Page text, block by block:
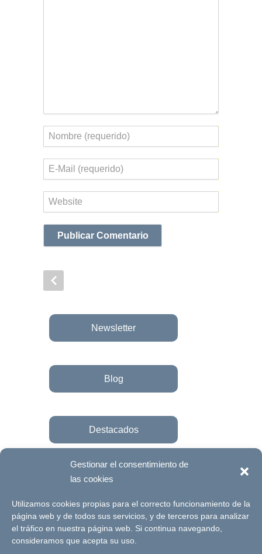
Gestionar el consentimiento de
las cookies
Utilizamos cookies propias para el correcto funcionamiento de la
página web y de todos sus servicios, y de terceros para analizar
el tráfico en nuestra página web. Si continua navegando,
consideramos que acepta su uso.
Nombre
Correo
electrónico
Web
Newsletter
Blog
Destacados
Únete a la fundación
© Futuro Singular Córdoba 2017. Web
desarrollada por